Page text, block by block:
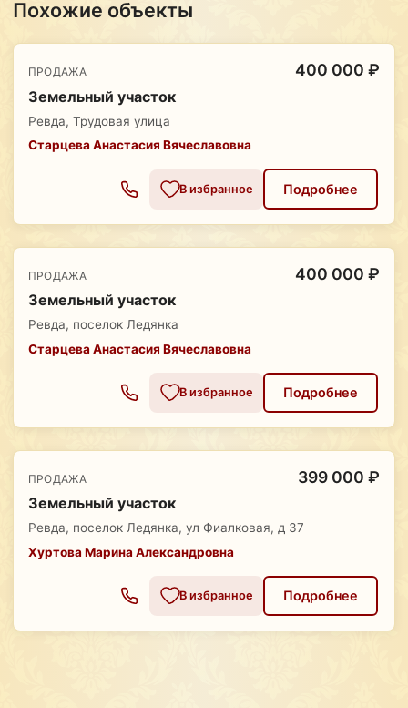
Похожие объекты
ПРОДАЖА 400 000 ₽
Земельный участок
Ревда, Трудовая улица
Старцева Анастасия Вячеславовна
В избранное Подробнее
ПРОДАЖА 400 000 ₽
Земельный участок
Ревда, поселок Ледянка
Старцева Анастасия Вячеславовна
В избранное Подробнее
ПРОДАЖА 399 000 ₽
Земельный участок
Ревда, поселок Ледянка, ул Фиалковая, д 37
Хуртова Марина Александровна
В избранное Подробнее